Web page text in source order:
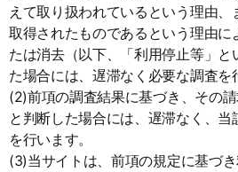
えて取り扱われているという理由、
取得されたものであるという理由に
たは消去（以下、「利用停止等」
た場合には、遅滞なく必要な調査を
(2)前項の調査結果に基づき、その
と判断した場合には、遅滞なく、
を行います。
(3)当サイトは、前項の規定に基づ